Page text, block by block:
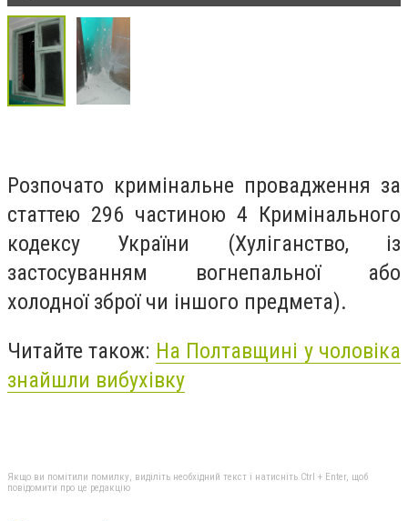
Розпочато кримінальне провадження за
статтею 296 частиною 4 Кримінального
кодексу України (Хуліганство, із
застосуванням вогнепальної або
холодної зброї чи іншого предмета).
Читайте також: На Полтавщині у чоловіка
знайшли вибухівку
Якщо ви помітили помилку, виділіть необхідний текст і натисніть Ctrl + Enter, щоб
повідомити про це редакцію